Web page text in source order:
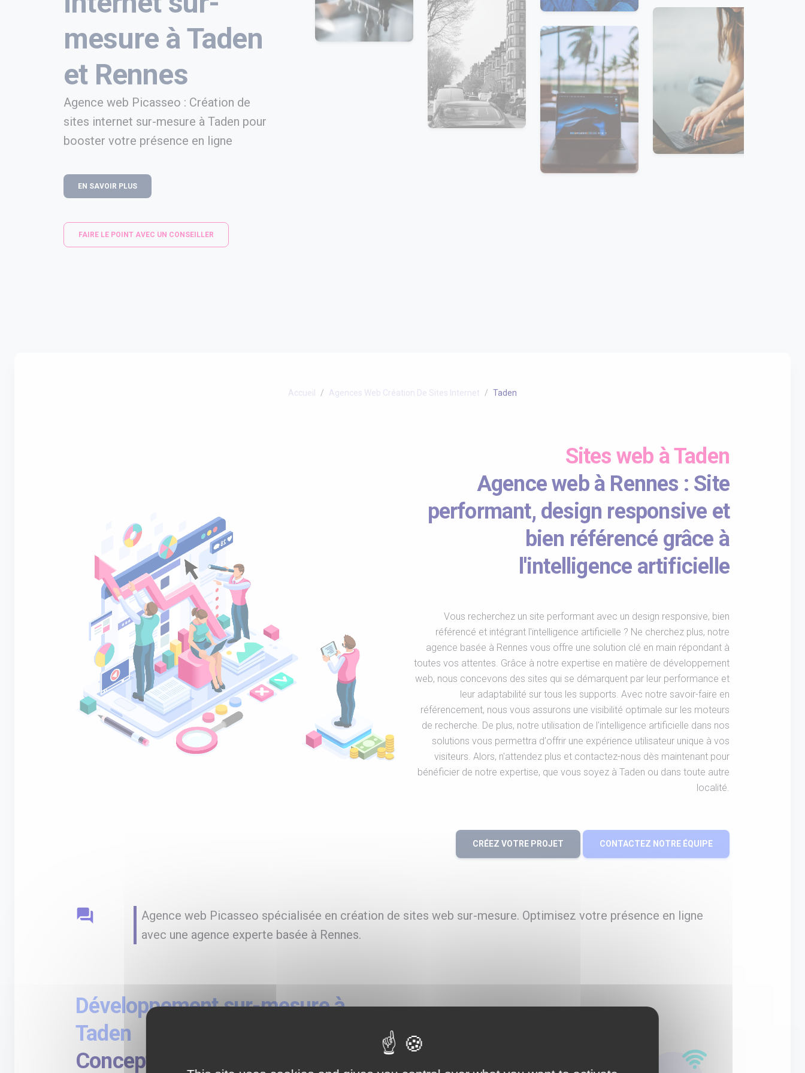
mesure à Taden
et Rennes
Agence web Picasseo : Création de
sites internet sur-mesure à Taden pour
booster votre présence en ligne
EN SAVOIR PLUS
FAIRE LE POINT AVEC UN CONSEILLER
Accueil Agences Web Création De Sites Internet Taden
Sites web à Taden
Agence web à Rennes : Site
performant, design responsive et
bien référencé grâce à
l'intelligence artificielle
Vous recherchez un site performant avec un design responsive, bien
référencé et intégrant l'intelligence artificielle ? Ne cherchez plus, notre
agence basée à Rennes vous offre une solution clé en main répondant à
toutes vos attentes. Grâce à notre expertise en matière de développement
web, nous concevons des sites qui se démarquent par leur performance et
leur adaptabilité sur tous les supports. Avec notre savoir-faire en
référencement, nous vous assurons une visibilité optimale sur les moteurs
de recherche. De plus, notre utilisation de l'intelligence artificielle dans nos
solutions vous permettra d'offrir une expérience utilisateur unique à vos
visiteurs. Alors, n'attendez plus et contactez-nous dès maintenant pour
bénéficier de notre expertise, que vous soyez à Taden ou dans toute autre
localité.
CRÉEZ VOTRE PROJET CONTACTEZ NOTRE ÉQUIPE
question_answer
Agence web Picasseo spécialisée en création de sites web sur-mesure. Optimisez votre présence en ligne
avec une agence experte basée à Rennes.
Développement sur-mesure à
Taden
Conception de site web,